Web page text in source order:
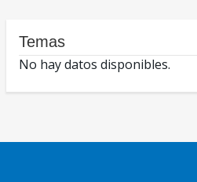
Temas
No hay datos disponibles.